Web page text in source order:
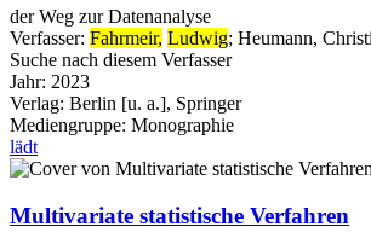
der Weg zur Datenanalyse
Verfasser: Fahrmeir, Ludwig; Heumann,
Suche nach diesem Verfasser
Jahr: 2023
Verlag: Berlin [u. a.], Springer
Mediengruppe: Monographie
lädt
Multivariate statistische Verfahren